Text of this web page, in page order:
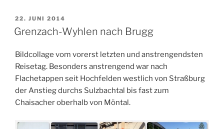
VERÖFFENTLICHT
AM
22. JUNI 2014
Grenzach-Wyhlen nach Brugg
Bildcollage vom vorerst letzten und anstrengendsten
Reisetag. Besonders anstrengend war nach
Flachetappen seit Hochfelden westlich von Straßburg
der Anstieg durchs Sulzbachtal bis fast zum
Chaisacher oberhalb von Möntal.